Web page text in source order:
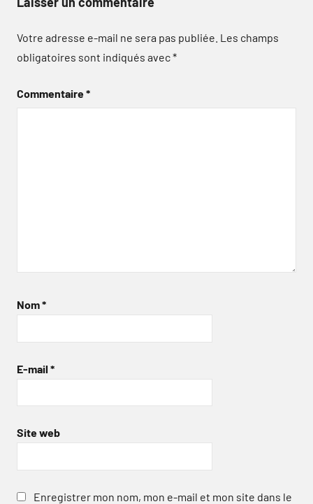
Votre adresse e-mail ne sera pas publiée. Les champs
obligatoires sont indiqués avec*
Commentaire*
Nom*
E-mail *
Site web
Enregistrer mon nom, mon e-mail et mon site dans le